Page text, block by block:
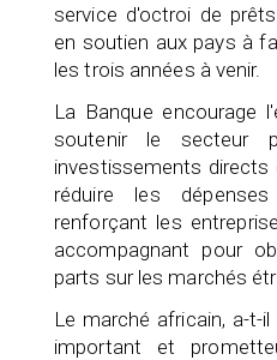
service d'octroi de
en soutien aux pays à
les trois années à venir.
La Banque encourage
soutenir le secteur
investissements directs
réduire les
renforçant les
accompagnant pour
parts sur les marchés
Le marché africain, a-t-
important et